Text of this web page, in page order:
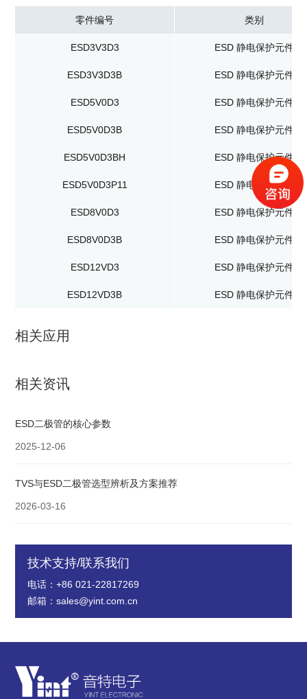
零件编号 类别
ESD3V3D3 ESD 静电保护元件
ESD3V3D3B ESD 静电保护元件
ESD5V0D3 ESD 静电保护元件
ESD5V0D3B ESD 静电保护元件
ESD5V0D3BH ESD 静电保护元件
ESD5V0D3P11 ESD 静电保护元件
ESD8V0D3 ESD 静电保护元件
ESD8V0D3B ESD 静电保护元件
ESD12VD3 ESD 静电保护元件
ESD12VD3B ESD 静电保护元件
相关应用
相关资讯
ESD二极管的核心参数
2025-12-06
TVS与ESD二极管选型辨析及方案推荐
2026-03-16
技术支持/联系我们
电话：+86 021-22817269
邮箱：sales@yint.com.cn